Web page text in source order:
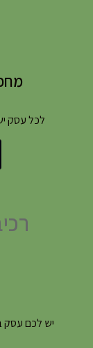
לכל עסק
יש לכם עסק